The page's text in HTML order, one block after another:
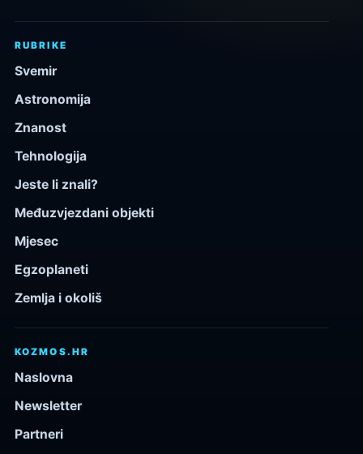
RUBRIKE
Svemir
Astronomija
Znanost
Tehnologija
Jeste li znali?
Međuzvjezdani objekti
Mjesec
Egzoplaneti
Zemlja i okoliš
KOZMOS.HR
Naslovna
Newsletter
Partneri